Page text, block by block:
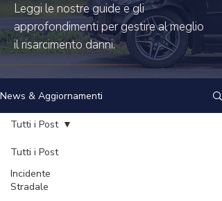
Leggi le nostre guide e gli
approfondimenti per gestire al meglio
il risarcimento danni.
News & Aggiornamenti
Tutti i Post
Incidente
Stradale
Tutti i Post